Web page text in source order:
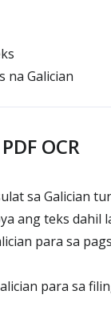
na Galician
OCR
sa Galician
ang teks dahil
para sa
para sa